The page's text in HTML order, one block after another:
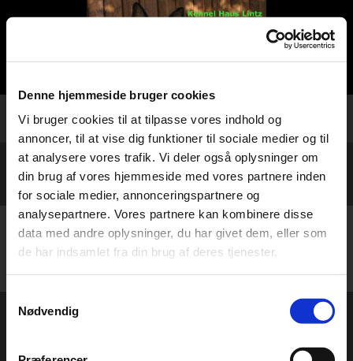
Denne hjemmeside bruger cookies
Vi bruger cookies til at tilpasse vores indhold og
annoncer, til at vise dig funktioner til sociale medier og til
at analysere vores trafik. Vi deler også oplysninger om
din brug af vores hjemmeside med vores partnere inden
for sociale medier, annonceringspartnere og
analysepartnere. Vores partnere kan kombinere disse
data med andre oplysninger, du har givet dem, eller som
de har indsamlet fra din brug af deres tjenester.
Nødvendig
Vibeke Lintz og Per Jørgensen * Nordre Sørække 37, Søsum * 3670
Veksø Sjælland * 20823240 * lintzhalberg@gmail.com